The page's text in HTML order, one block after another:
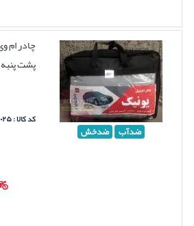
ضدآب ضدخش
پشت
کد کالا : ۲۰۲۵